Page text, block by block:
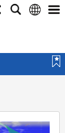
搜
语
选